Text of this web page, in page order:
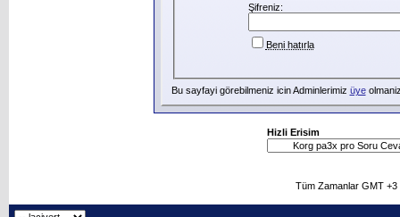
Şifreniz:
Beni hatırla
Bu sayfayi görebilmeniz icin Adminlerimiz üye
Hizli Erisim
Tüm Zamanlar GMT